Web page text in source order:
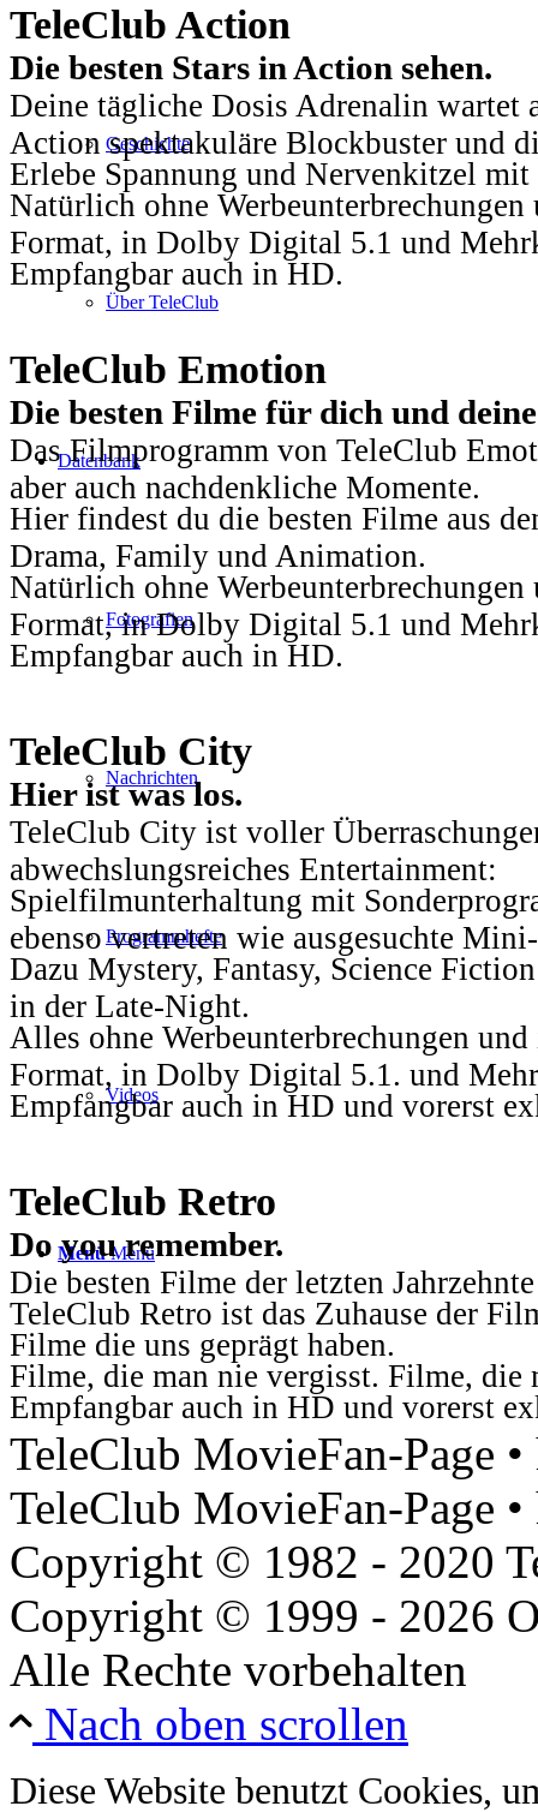
Geschichte
Über TeleClub
Datenbank
Fotografien
Nachrichten
Programmhefte
Videos
Menü Menü
TeleClub Action
Die besten Stars in Action sehen.
Deine tägliche Dosis Adrenalin wartet
Action spektakuläre Blockbuster und
Erlebe Spannung und Nervenkitzel
Natürlich ohne
Format, in Dolby Digital 5.1 und
Empfangbar auch in HD.
TeleClub Emotion
Die besten Filme für dich und
Das Filmprogramm von TeleClub
aber auch nachdenkliche Momente.
Hier findest du die besten Filme aus
Drama, Family und Animation.
Natürlich ohne
Format, in Dolby Digital 5.1 und
Empfangbar auch in HD.
TeleClub City
Hier ist was los.
TeleClub City ist voller
abwechslungsreiches Entertainment:
Spielfilmunterhaltung mit
ebenso vertreten wie ausgesuchte
Dazu Mystery, Fantasy, Science
in der Late-Night.
Alles ohne Werbeunterbrechungen
Format, in Dolby Digital 5.1. und
Empfangbar auch in HD und vorerst
TeleClub Retro
Do you remember.
Die besten Filme der letzten
TeleClub Retro ist das Zuhause der
Filme die uns geprägt haben.
Filme, die man nie vergisst. Filme, die
Empfangbar auch in HD und vorerst
TeleClub MovieFan-Page
TeleClub MovieFan-Page
Copyright © 1982 - 2020
Copyright © 1999 - 2026
Alle Rechte vorbehalten
Nach oben scrollen
Diese Website benutzt Cookies,